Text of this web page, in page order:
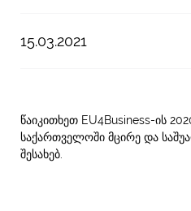
15.03.2021
წაიკითხეთ EU4Business-ის
საქართველოში მცირე და
შესახებ.